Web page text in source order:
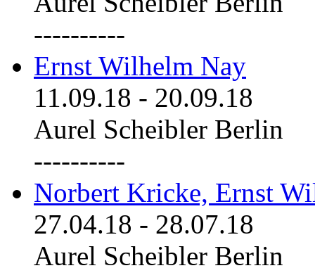
----------
Ernst Wilhelm Nay
11.09.18 - 20.09.18
Aurel Scheibler Berlin
----------
Norbert Kricke, Ernst
27.04.18 - 28.07.18
Aurel Scheibler Berlin